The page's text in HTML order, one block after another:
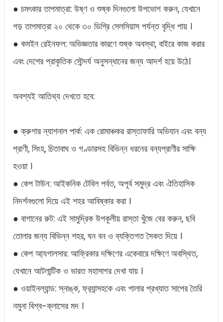
● চমৎকার তাপমাত্রা: উষ্ণ ও শুষ্ক দিনগুলো উপভোগ করুন, যেখানে
গড় তাপমাত্রা ২০ থেকে ৩০ ডিগ্রি সেলসিয়াস পর্যন্ত বৃদ্ধি পায় ।
● কমইন রেইনফল: অভিজ্ঞতার কারণে শুষ্ক অবস্থা, বাইরে কাজ করার
এবং দেশের প্রাকৃতিক সৌন্দর্য অনুসন্ধানের জন্য আদর্শ হয়ে উঠে।
অবশ্যই আতিথ্য দেখতে হবে:
● ক্রুগার ন্যাশনাল পার্ক: এক রোমাঞ্চকর রাস্তাফারি অভিযান এবং বন্য
প্রাণী, সিংহ, চিতাবাঘ ও গণ্ডারসহ বিভিন্ন ধরনের বন্যপ্রাণীর সাক্ষি
হওয়া ।
● কেপ টাউন: আইকনিক টেবিল পর্বত, অপূর্ব সমুদ্র এবং ঐতিহাসিক
নিদর্শনগুলো দিয়ে এই শহর আবিষ্কার করা ।
● বাগানের রুট: এই সামুদ্রিক উপকূলীয় রাস্তা খুঁজে বের করুন, ছবি
তোলার জন্য বিভিন্ন শহর, ঘন বন ও ব্যক্তিগত সৈকত দিয়ে ।
● কেপ আ্যগালসার: আফ্রিকার দক্ষিণের একেবারে দক্ষিণে অবস্থিত,
যেখানে আটলান্টিক ও ভারত মহাসাগর দেখা যায় ।
● ওয়াইনল্যান্ড: স্নাঙ্ক, ফ্র‍্যান্সহকে এবং পালার প্রখ্যাত সাপের তৈরি
নমুনা বিশ্ব-ক্লাসের মদ ।